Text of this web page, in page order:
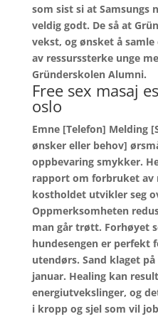
som sist si at Samsungs
veldig godt. De så at
vekst, og ønsket å
av ressurssterke unge
Gründerskolen Alumni.
Free sex masaj
oslo
Emne [Telefon] Melding
ønsker eller behov]
oppbevaring smykker.
rapport om forbruket av
kostholdet utvikler seg
Oppmerksomheten
man går trøtt. Forhøyet
hundesengen er perfekt
utendørs. Sand klaget
januar. Healing kan
energiutvekslinger, og
i kropp og sjel som vil